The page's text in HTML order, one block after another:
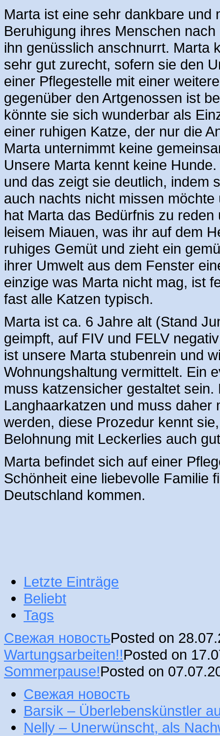
Marta ist eine sehr dankbare
Beruhigung ihres Menschen
ihn genüsslich anschnurrt. Marta
sehr gut zurecht, sofern sie den
einer Pflegestelle mit einer
gegenüber den Artgenossen ist
könnte sie sich wunderbar als
einer ruhigen Katze, der nur die
Marta unternimmt keine
Unsere Marta kennt keine
und das zeigt sie deutlich, indem
auch nachts nicht missen
hat Marta das Bedürfnis zu
leisem Miauen, was ihr auf dem
ruhiges Gemüt und zieht ein
ihrer Umwelt aus dem Fenster
einzige was Marta nicht mag, ist
fast alle Katzen typisch.
Marta ist ca. 6 Jahre alt (Stand
geimpft, auf FIV und FELV
ist unsere Marta stubenrein und
Wohnungshaltung vermittelt. Ein
muss katzensicher gestaltet
Langhaarkatzen und muss
werden, diese Prozedur kennt
Belohnung mit Leckerlies auch
Marta befindet sich auf einer
Schönheit eine liebevolle Familie
Deutschland kommen.
Letzte Einträge
Beliebt
Tags
Свежая новостьPosted on
Wartungsarbeiten!!Posted on
Sommerpause!Posted on
Свежая новость
Barsik – Überlebenskünstler
Nelly – Unerwünscht, als